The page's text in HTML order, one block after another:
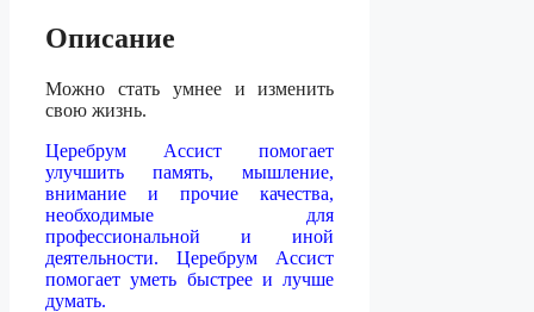
Описание
Можно стать умнее и изменить
свою жизнь.
Церебрум Ассист помогает
улучшить память, мышление,
внимание и прочие качества,
необходимые для
профессиональной и иной
деятельности. Церебрум Ассист
помогает уметь быстрее и лучше
думать.